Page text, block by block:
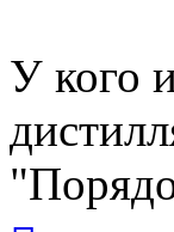
У кого